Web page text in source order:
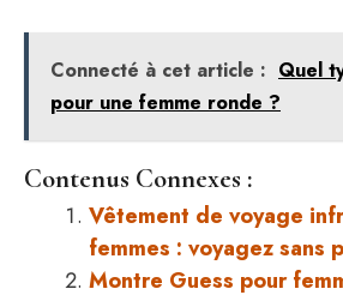
Connecté à cet article : Quel
pour une femme ronde ?
Contenus Connexes :
Vêtement de voyage
femmes : voyagez sans
Montre Guess pour